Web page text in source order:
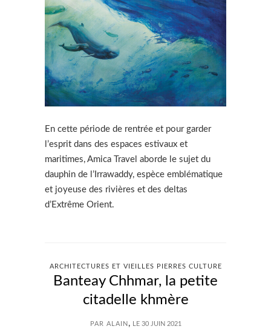
En cette période de rentrée et pour garder
l’esprit dans des espaces estivaux et
maritimes, Amica Travel aborde le sujet du
dauphin de l’Irrawaddy, espèce emblématique
et joyeuse des rivières et des deltas
d’Extrême Orient.
ARCHITECTURES ET VIEILLES PIERRES CULTURE
Banteay Chhmar, la petite
citadelle khmère
PAR ALAIN , LE 30 JUIN 2021